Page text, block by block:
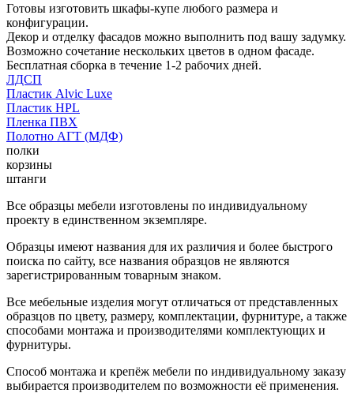
Готовы изготовить шкафы-купе любого размера и
конфигурации.
Декор и отделку фасадов можно выполнить под вашу задумку.
Возможно сочетание нескольких цветов в одном фасаде.
Бесплатная сборка в течение 1-2 рабочих дней.
ЛДСП
Пластик Alvic Luxe
Пластик HPL
Пленка ПВХ
Полотно АГТ (МДФ)
полки
корзины
штанги
Все образцы мебели изготовлены по индивидуальному
проекту в единственном экземпляре.
Образцы имеют названия для их различия и более быстрого
поиска по сайту, все названия образцов не являются
зарегистрированным товарным знаком.
Все мебельные изделия могут отличаться от представленных
образцов по цвету, размеру, комплектации, фурнитуре, а также
способами монтажа и производителями комплектующих и
фурнитуры.
Способ монтажа и крепёж мебели по индивидуальному заказу
выбирается производителем по возможности её применения.